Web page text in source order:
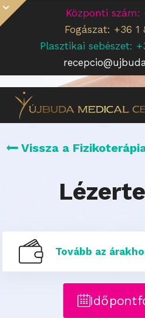
Központi
Fogászat: +36
Plasztikai sebészet:
Vissza a
Tovább az